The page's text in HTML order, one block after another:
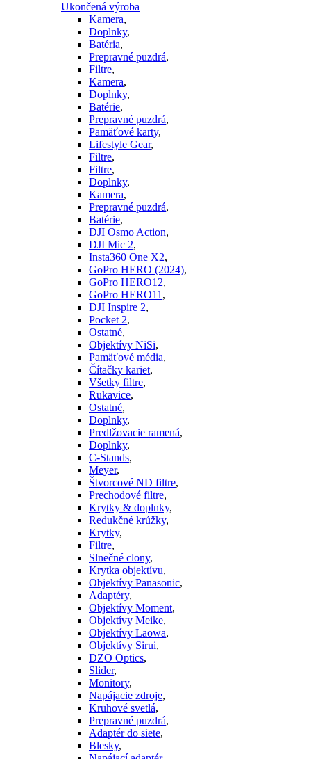
Ukončená výroba
Kamera,
Doplnky,
Batéria,
Prepravné puzdrá,
Filtre,
Kamera,
Doplnky,
Batérie,
Prepravné puzdrá,
Pamäťové karty,
Lifestyle Gear,
Filtre,
Filtre,
Doplnky,
Kamera,
Prepravné puzdrá,
Batérie,
DJI Osmo Action,
DJI Mic 2,
Insta360 One X2,
GoPro HERO (2024),
GoPro HERO12,
GoPro HERO11,
DJI Inspire 2,
Pocket 2,
Ostatné,
Objektívy NiSi,
Pamäťové média,
Čítačky kariet,
Všetky filtre,
Rukavice,
Ostatné,
Doplnky,
Predlžovacie ramená,
Doplnky,
C-Stands,
Meyer,
Štvorcové ND filtre,
Prechodové filtre,
Krytky & doplnky,
Redukčné krúžky,
Krytky,
Filtre,
Slnečné clony,
Krytka objektívu,
Objektívy Panasonic,
Adaptéry,
Objektívy Moment,
Objektívy Meike,
Objektívy Laowa,
Objektívy Sirui,
DZO Optics,
Slider,
Monitory,
Napájacie zdroje,
Kruhové svetlá,
Prepravné puzdrá,
Adaptér do siete,
Blesky,